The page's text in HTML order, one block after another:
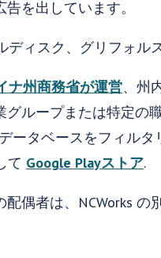
を出しています。
ィスク、グリフォル
ナ州商務省が運営、州
ループまたは特定の
ータベースをフィルタ
て Google Playストア.
偶者は、NCWorks の